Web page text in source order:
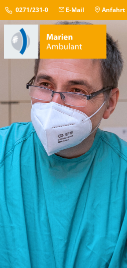
0271/231-0 E-Mail Anfahrt
PRAXEN
TERMINBUCHUNG
IM NOTFALL